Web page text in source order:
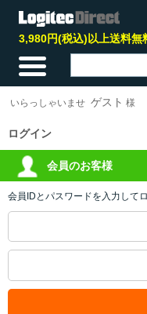
3,980円(税込)以上送料無
いらっしゃいませ ゲスト 様
ログイン
会員のお客様
会員IDとパスワードを入力して